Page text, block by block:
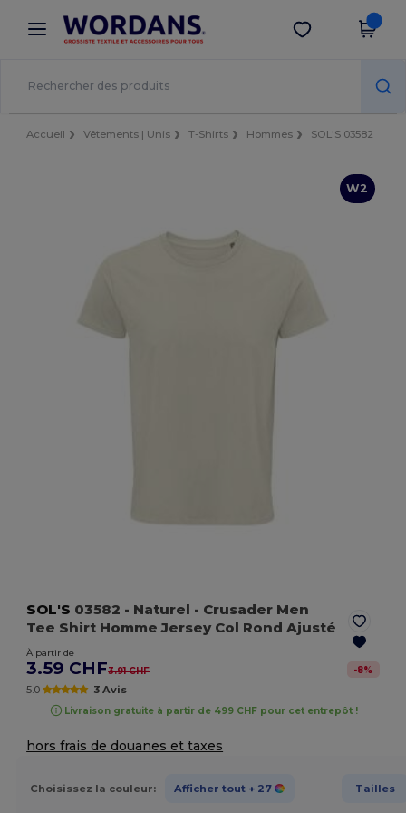
× Appli Wordans
Meilleurs prix sur l’app !
Obtenir l'appli
Accueil Vêtements | Unis T-Shirts Hommes SOL'S 03582
W2
SOL'S 03582 - Naturel - Crusader Men
Tee Shirt Homme Jersey Col Rond Ajusté
À partir de
3.59 CHF3.91 CHF -8%
5.0 3 Avis
Livraison gratuite à partir de 499 CHF pour cet entrepôt !
hors frais de douanes et taxes
Choisissez la couleur: Afficher tout + 27 Tailles